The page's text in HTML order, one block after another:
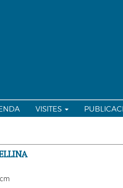
VISITES